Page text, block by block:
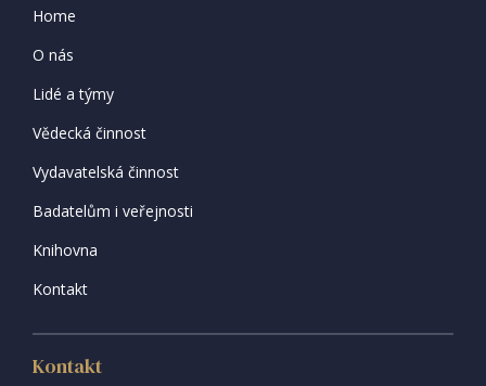
Home
O nás
Lidé a týmy
Vědecká činnost
Vydavatelská činnost
Badatelům i veřejnosti
Knihovna
Kontakt
Kontakt